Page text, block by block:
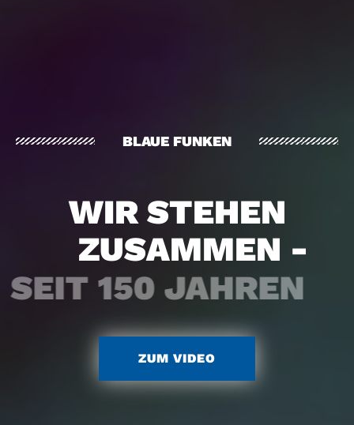
BLAUE FUNKEN
WIR STEHEN
ZUSAMMEN -
SEIT 150 JAHREN
ZUM VIDEO